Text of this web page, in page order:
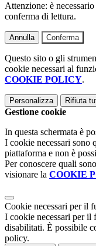
Attenzione: è
conferma di lettura.
Annulla Conferma
Questo sito o gli
cookie necessari al
COOKIE POLICY.
Personalizza Rifiuta
Gestione cookie
In questa schermata è
I cookie necessari sono
piattaforma e non è
Per conoscere quali
visionare la COOKIE
Cookie necessari per il
I cookie necessari per il
disabilitati. È possibile
policy.